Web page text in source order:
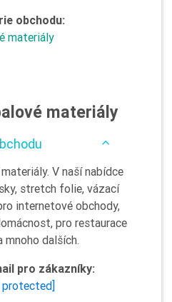
obchodu:
materiály
materiály
V naší nabídce
stretch folie, vázací
internetové obchody,
pro restaurace
mnoho dalších.
pro zákazníky:
protected]